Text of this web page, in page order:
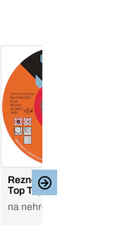
Rezné kotúče INOXline
Top Top
na nehrdz. oceľ, X-lock